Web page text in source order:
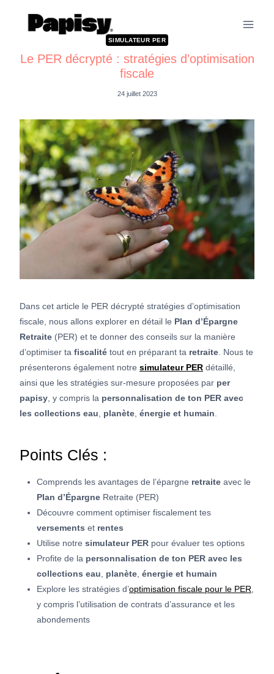
SIMULATEUR PER
Le PER décrypté : stratégies d’optimisation
fiscale
24 juillet 2023
Dans cet article le PER décrypté stratégies d’optimisation
fiscale, nous allons explorer en détail le Plan d’Épargne
Retraite (PER) et te donner des conseils sur la manière
d’optimiser ta fiscalité tout en préparant ta retraite . Nous te
présenterons également notre simulateur PER détaillé,
ainsi que les stratégies sur-mesure proposées par per
papisy , y compris la personnalisation de ton PER avec
les collections eau
planète énergie et humain
Points Clés :
Comprends les avantages de l’épargne retraite avec le
Plan d’Épargne Retraite (PER)
Découvre comment optimiser fiscalement tes
versements et rentes
Utilise notre simulateur PER pour évaluer tes options
Profite de la personnalisation de ton PER avec les
collections eau
planète énergie et humain
Explore les stratégies d’optimisation fiscale pour le PER
y compris l’utilisation de contrats d’assurance et les
abondements